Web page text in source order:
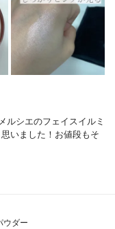
ルシエのフェイスイルミ
いました！お値段もそ
ウダー